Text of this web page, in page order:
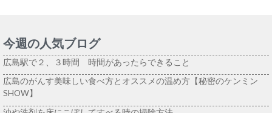
今週の人気ブログ
広島駅で２、３時間 時間があったらできること
広島のがんす美味しい食べ方とオススメの温め方【秘密のケンミン
SHOW】